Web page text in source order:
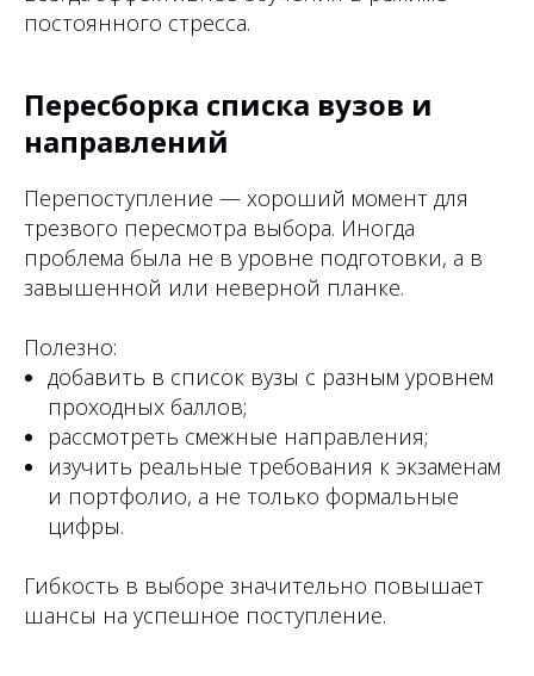
постоянного стресса.
Пересборка списка вузов и
направлений
Перепоступление — хороший момент для
трезвого пересмотра выбора. Иногда
проблема была не в уровне подготовки, а в
завышенной или неверной планке.
Полезно:
добавить в список вузы с разным уровнем
проходных баллов;
рассмотреть смежные направления;
изучить реальные требования к экзаменам
и портфолио, а не только формальные
цифры.
Гибкость в выборе значительно повышает
шансы на успешное поступление.